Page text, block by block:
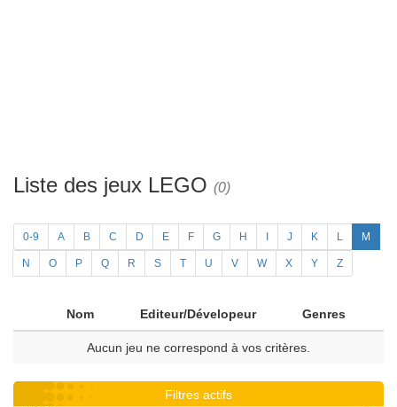
Liste des jeux LEGO (0)
0-9 A B C D E F G H J K L M
N O P Q R S T U V W X Y Z
Nom Editeur/Dévelopeur Genres
Aucun jeu ne correspond à vos critères.
Filtres actifs